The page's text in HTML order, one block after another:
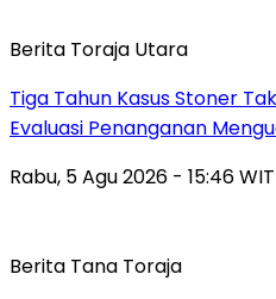
Berita Toraja Utara
Tiga Tahun Kasus Stoner
Evaluasi Penanganan
Rabu, 5 Agu 2026 - 15:46 WIT
Berita Tana Toraja